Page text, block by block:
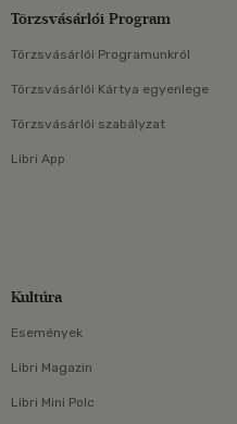
Törzsvásárlói Program
Törzsvásárlói Programunkról
Törzsvásárlói Kártya egyenlege
Törzsvásárlói szabályzat
Libri App
Kultúra
Események
Libri Magazin
Libri Mini Polc